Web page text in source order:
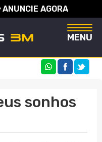
ANUNCIE AGORA
MENU
sonhos